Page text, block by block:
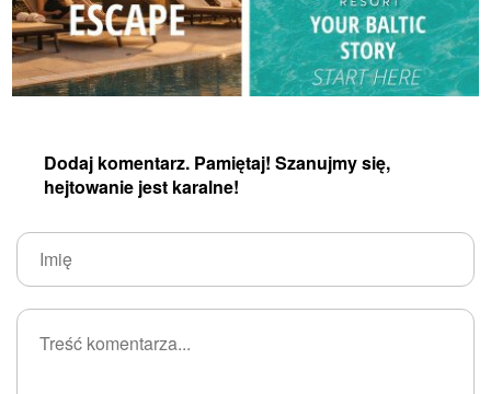
Dodaj komentarz. Pamiętaj! Szanujmy się,
hejtowanie jest karalne!